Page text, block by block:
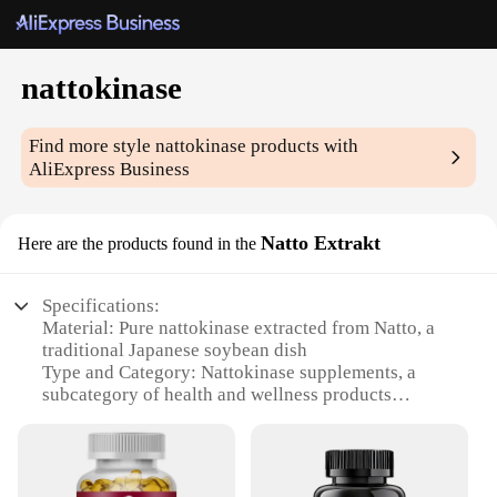
nattokinase
Find more stylenattokinase products with
AliExpress Business
Here are the products found in the Natto Extrakt
Specifications:
Material: Pure nattokinase extracted from Natto, a
traditional Japanese soybean dish
Type and Category: Nattokinase supplements, a
subcategory of health and wellness products
easy consumption and storage
Usage and Purpose: Supports cardiovascular health
and circulation